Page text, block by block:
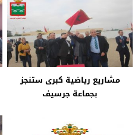
مشاريع رياضية كبرى ستنجز
بجماعة جرسيف